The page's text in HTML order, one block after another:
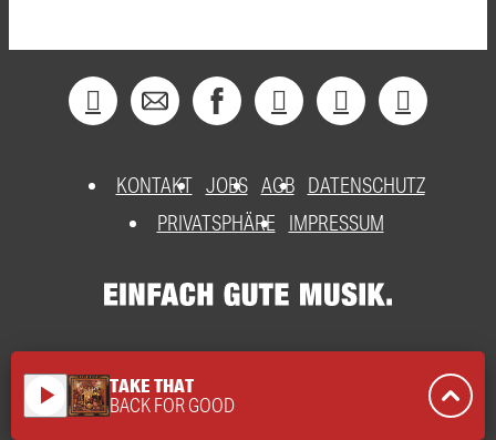
KONTAKT JOBS AGB DATENSCHUTZ
PRIVATSPHÄRE
IMPRESSUM
play_arrow TAKE THAT
BACK FOR GOOD